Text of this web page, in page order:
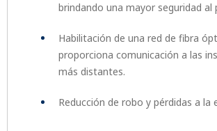
brindando una mayor seguridad al
Habilitación de una red de fibra
proporciona comunicación a las
más distantes.
Reducción de robo y pérdidas a la